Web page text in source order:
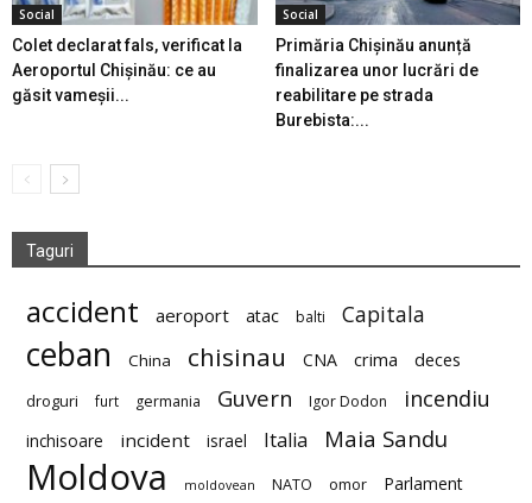
Social
Colet declarat fals, verificat la
Aeroportul Chișinău: ce au
găsit vameșii...
Social
Primăria Chișinău anunță
finalizarea unor lucrări de
reabilitare pe strada
Burebista:...
Taguri
accident aeroport atac balti Capitala
ceban China chisinau CNA crima deces
droguri furt germania Guvern Igor Dodon incendiu
inchisoare incident israel Italia Maia Sandu
Moldova moldovean NATO omor Parlament